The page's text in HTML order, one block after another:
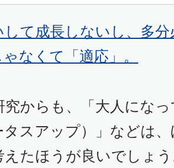
して成長しないし、多
ゃなくて「適応」。
究からも、「大人にな
タスアップ）」などは
えたほうが良いでしょ